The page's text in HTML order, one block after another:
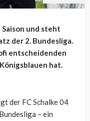
und steht
der 2. Bundesliga.
entscheidenden
hat.
der FC Schalke 04
– ein